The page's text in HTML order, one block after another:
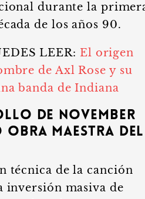
durante la
de los años 90.
LEER: El origen
de Axl Rose y su
banda de Indiana
de November
obra maestra del
técnica de la canción
inversión masiva de